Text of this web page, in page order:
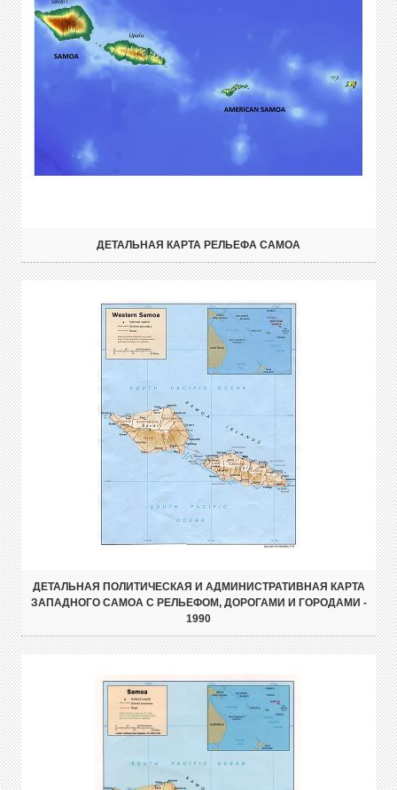
ДЕТАЛЬНАЯ КАРТА РЕЛЬЕФА САМОА
ДЕТАЛЬНАЯ ПОЛИТИЧЕСКАЯ И АДМИНИСТРАТИВНАЯ КАРТА
ЗАПАДНОГО САМОА С РЕЛЬЕФОМ, ДОРОГАМИ И ГОРОДАМИ -
1990